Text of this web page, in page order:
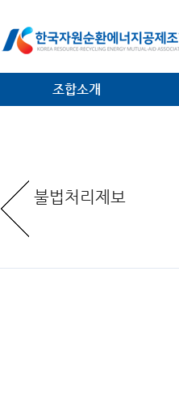
조합소개
임원현황
역대 회장 · 이사장
불법처리제보